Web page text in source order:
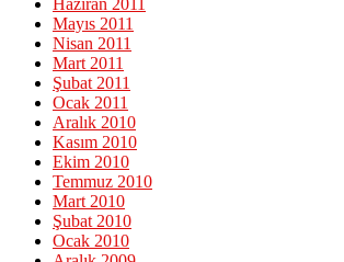
Haziran 2011
Mayıs 2011
Nisan 2011
Mart 2011
Şubat 2011
Ocak 2011
Aralık 2010
Kasım 2010
Ekim 2010
Temmuz 2010
Mart 2010
Şubat 2010
Ocak 2010